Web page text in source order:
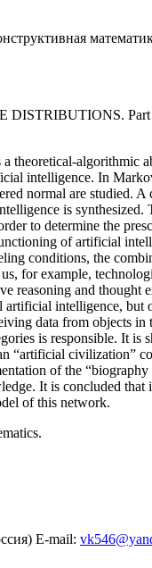
DISTRIBUTIONS. Part
theoretical-algorithmic
intelligence. In
normal are studied. A
is synthesized.
to determine the
of artificial
conditions, the
for example,
reasoning and thought
artificial intelligence,
data from objects in
is responsible. It is
“artificial civilization”
of the
It is concluded that
of this network.
E-mail: